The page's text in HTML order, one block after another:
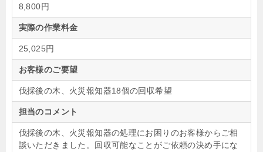
8,800円
実際の作業料金
25,025円
お客様のご要望
伐採後の木、火災報知器18個の回収希望
担当のコメント
伐採後の木、火災報知器の処理にお困りのお客様からご相
談いただきました。回収可能なことがご依頼の決め手にな